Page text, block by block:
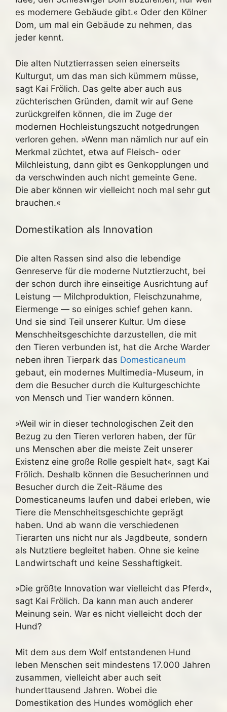
es modernere Gebäude gibt.« Oder den Kölner
Dom, um mal ein Gebäude zu nehmen, das
jeder kennt.
Die alten Nutztierrassen seien einerseits
Kulturgut, um das man sich kümmern müsse,
sagt Kai Frölich. Das gelte aber auch aus
züchterischen Gründen, damit wir auf Gene
zurückgreifen können, die im Zuge der
modernen Hochleistungszucht notgedrungen
verloren gehen. »Wenn man nämlich nur auf ein
Merkmal züchtet, etwa auf Fleisch- oder
Milchleistung, dann gibt es Genkopplungen und
da verschwinden auch nicht gemeinte Gene.
Die aber können wir vielleicht noch mal sehr gut
brauchen.«
Domestikation als Innovation
Die alten Rassen sind also die lebendige
Genreserve für die moderne Nutztierzucht, bei
der schon durch ihre einseitige Ausrichtung auf
Leistung — Milchproduktion, Fleischzunahme,
Eiermenge — so einiges schief gehen kann.
Und sie sind Teil unserer Kultur. Um diese
Menschheitsgeschichte darzustellen, die mit
den Tieren verbunden ist, hat die Arche Warder
neben ihren Tierpark das Domesticaneum
gebaut, ein modernes Multimedia-Museum, in
dem die Besucher durch die Kulturgeschichte
von Mensch und Tier wandern können.
»Weil wir in dieser technologischen Zeit den
Bezug zu den Tieren verloren haben, der für
uns Menschen aber die meiste Zeit unserer
Existenz eine große Rolle gespielt hat«, sagt Kai
Frölich. Deshalb können die Besucherinnen und
Besucher durch die Zeit-Räume des
Domesticaneums laufen und dabei erleben, wie
Tiere die Menschheitsgeschichte geprägt
haben. Und ab wann die verschiedenen
Tierarten uns nicht nur als Jagdbeute, sondern
als Nutztiere begleitet haben. Ohne sie keine
Landwirtschaft und keine Sesshaftigkeit.
»Die größte Innovation war vielleicht das Pferd«,
sagt Kai Frölich. Da kann man auch anderer
Meinung sein. War es nicht vielleicht doch der
Hund?
Mit dem aus dem Wolf entstandenen Hund
leben Menschen seit mindestens 17.000 Jahren
zusammen, vielleicht aber auch seit
hunderttausend Jahren. Wobei die
Domestikation des Hundes womöglich eher